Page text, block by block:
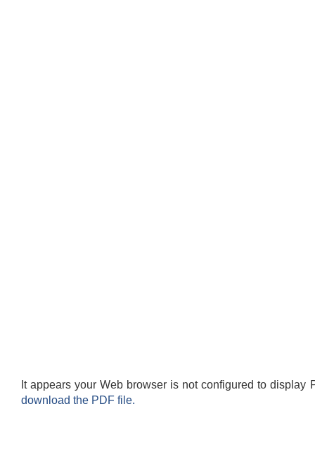
It appears your Web browser is not configured to display
download the PDF file.